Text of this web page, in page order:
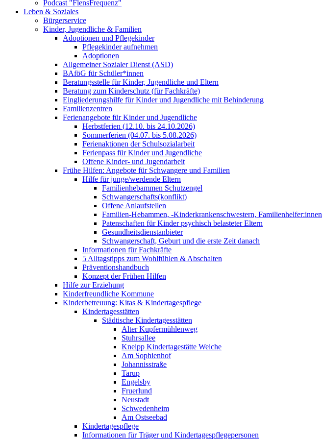
Podcast "FlensFrequenz"
Leben & Soziales
Bürgerservice
Kinder, Jugendliche & Familien
Adoptionen und Pflegekinder
Pflegekinder aufnehmen
Adoptionen
Allgemeiner Sozialer Dienst (ASD)
BAföG für Schüler*innen
Beratungsstelle für Kinder, Jugendliche und Eltern
Beratung zum Kinderschutz (für Fachkräfte)
Eingliederungshilfe für Kinder und Jugendliche mit Behinderung
Familienzentren
Ferienangebote für Kinder und Jugendliche
Herbstferien (12.10. bis 24.10.2026)
Sommerferien (04.07. bis 5.08.2026)
Ferienaktionen der Schulsozialarbeit
Ferienpass für Kinder und Jugendliche
Offene Kinder- und Jugendarbeit
Frühe Hilfen: Angebote für Schwangere und Familien
Hilfe für junge/werdende Eltern
Familienhebammen Schutzengel
Schwangerschafts(konflikt)
Offene Anlaufstellen
Familien-Hebammen, -Kinderkrankenschwestern, Familienhelfer:innen
Patenschaften für Kinder psychisch belasteter Eltern
Gesundheitsdienstanbieter
Schwangerschaft, Geburt und die erste Zeit danach
Informationen für Fachkräfte
5 Alltagstipps zum Wohlfühlen & Abschalten
Präventionshandbuch
Konzept der Frühen Hilfen
Hilfe zur Erziehung
Kinderfreundliche Kommune
Kinderbetreuung: Kitas & Kindertagespflege
Kindertagesstätten
Städtische Kindertagesstätten
Alter Kupfermühlenweg
Stuhrsallee
Kneipp Kindertagestätte Weiche
Am Sophienhof
Johannisstraße
Tarup
Engelsby
Fruerlund
Neustadt
Schwedenheim
Am Ostseebad
Kindertagespflege
Informationen für Träger und Kindertagespflegepersonen